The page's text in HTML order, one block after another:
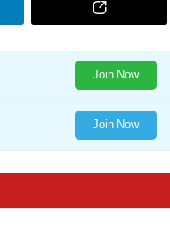
Join Now
Join Now